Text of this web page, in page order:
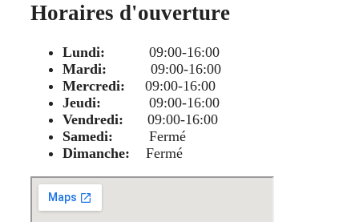
Horaires d'ouverture
Lundi: 09:00-16:00
Mardi: 09:00-16:00
Mercredi: 09:00-16:00
Jeudi: 09:00-16:00
Vendredi: 09:00-16:00
Samedi: Fermé
Dimanche: Fermé